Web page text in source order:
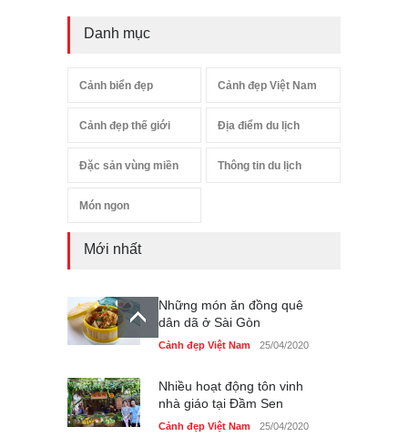
Danh mục
Cảnh biển đẹp Cảnh đẹp Việt Nam
Cảnh đẹp thế giới Địa điểm du lịch
Đặc sản vùng miền Thông tin du lịch
Món ngon
Mới nhất
Những món ăn đồng quê
dân dã ở Sài Gòn
Cảnh đẹp Việt Nam 25/04/2020
Nhiều hoạt động tôn vinh
nhà giáo tại Đầm Sen
Cảnh đẹp Việt Nam 25/04/2020